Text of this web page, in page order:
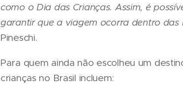
como o Dia das Crianças. Assim, é
garantir que a viagem ocorra dentro das
Pineschi.
Para quem ainda não escolheu um
crianças no Brasil incluem: